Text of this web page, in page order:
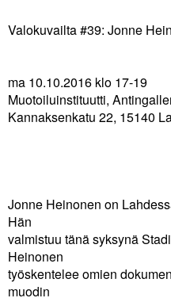
Valokuvailta #39: Jonne
ma 10.10.2016 klo 17-­19
Muotoiluinstituutti,
Kannaksenkatu 22, 15140
Jonne Heinonen on
Hän
valmistuu tänä syksynä
Heinonen
työskentelee omien
muodin